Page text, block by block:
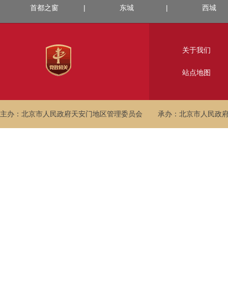
首都之窗 | 东城 | 西城
关于我们
站点地图
主办：北京市人民政府天安门地区管理委员会 承办：北京市人民政